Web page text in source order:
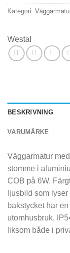
Kategori:
Westal
BESKRIVNING
VARUMÄRKE
Väggarmatur
stomme i
COB på 6W.
ljusbild som
bakstycket har
utomhusbruk,
liksom både i